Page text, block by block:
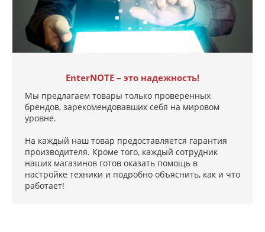
EnterNOTE – это надежность!
Мы предлагаем товары только проверенных
брендов, зарекомендовавших себя на мировом
уровне.
На каждый наш товар предоставляется гарантия
производителя. Кроме того, каждый сотрудник
наших магазинов готов оказать помощь в
настройке техники и подробно объяснить, как и что
работает!